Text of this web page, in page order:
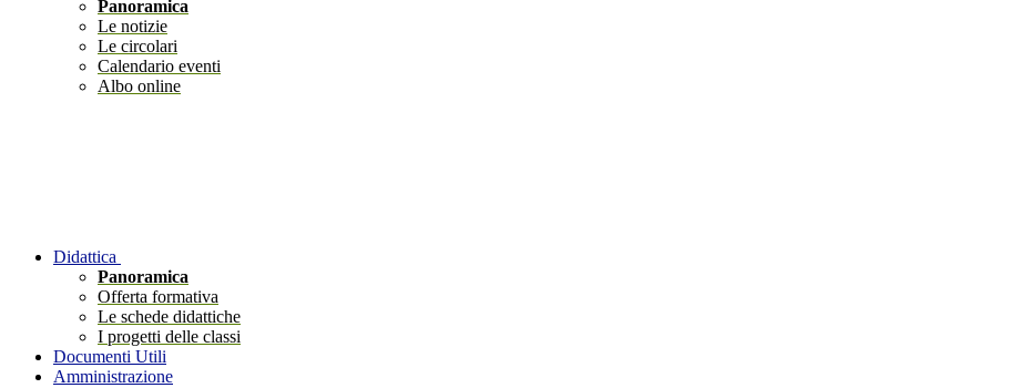
Panoramica
Le notizie
Le circolari
Calendario eventi
Albo online
Didattica
Panoramica
Offerta formativa
Le schede didattiche
I progetti delle classi
Documenti Utili
Amministrazione